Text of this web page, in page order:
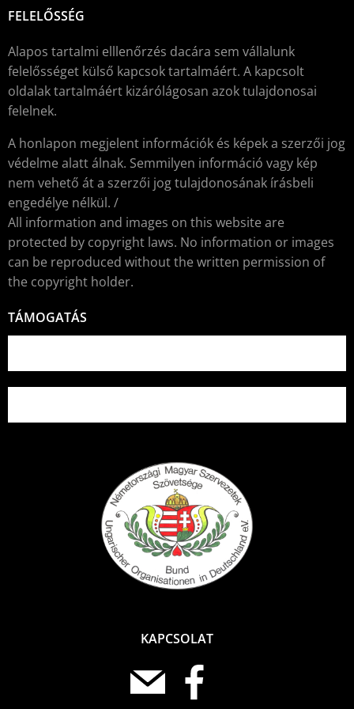
FELELŐSSÉG
Alapos tartalmi elllenőrzés dacára sem vállalunk
felelősséget külső kapcsok tartalmáért. A kapcsolt
oldalak tartalmáért kizárólágosan azok tulajdonosai
felelnek.
A honlapon megjelent információk és képek a szerzői jog
védelme alatt álnak. Semmilyen információ vagy kép
nem vehető át a szerzői jog tulajdonosának írásbeli
engedélye nélkül. /
All information and images on this website are
protected by copyright laws. No information or images
can be reproduced without the written permission of
the copyright holder.
TÁMOGATÁS
KAPCSOLAT